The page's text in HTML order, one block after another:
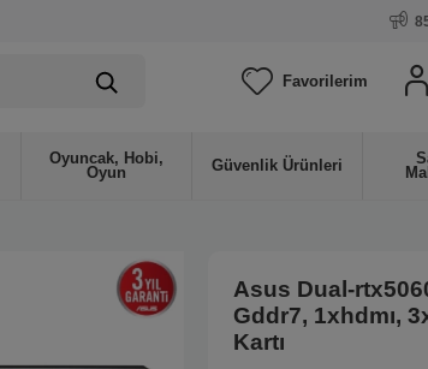
Favorilerim
Oyuncak, Hobi,
Oyun
Güvenlik Ürünleri
Asus Dual-
Gddr7, 1xhdmı,
Kartı